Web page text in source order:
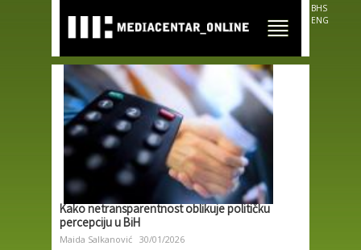
main
content
BHS
ENG
Kako netransparentnost oblikuje političku
percepciju u BiH
Maida Salkanović 30/01/2026